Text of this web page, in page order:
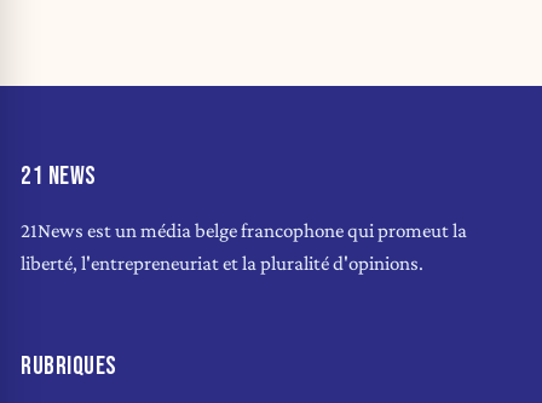
21 NEWS
21News est un média belge francophone qui promeut la
liberté, l'entrepreneuriat et la pluralité d'opinions.
RUBRIQUES